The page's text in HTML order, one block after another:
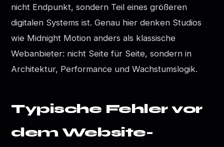
nicht Endpunkt, sondern Teil eines größeren
digitalen Systems ist. Genau hier denken Studios
wie Midnight Motion anders als klassische
Webanbieter: nicht Seite für Seite, sondern in
Architektur, Performance und Wachstumslogik.
Typische Fehler vor
dem Website-